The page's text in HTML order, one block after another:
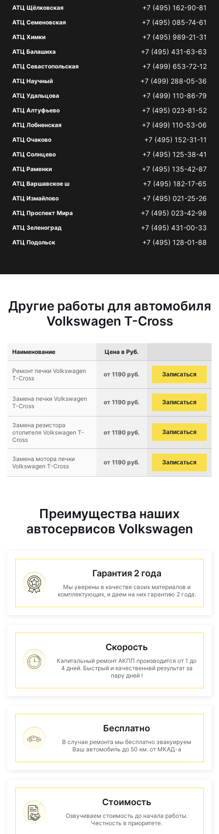
АТЦ Щёлковская +7 (495) 162-90-81
АТЦ Семеновская +7 (495) 085-74-61
АТЦ Химки +7 (495) 989-21-31
АТЦ Балашиха +7 (495) 431-63-63
АТЦ Севастопольская +7 (499) 653-72-12
АТЦ Научный +7 (499) 288-05-36
АТЦ Удальцова +7 (499) 110-86-79
АТЦ Алтуфьево +7 (495) 023-81-52
АТЦ Лобненская +7 (499) 110-53-06
АТЦ Очаково +7 (495) 152-31-11
АТЦ Солнцево +7 (495) 125-38-41
АТЦ Раменки +7 (495) 135-42-87
АТЦ Варшавское ш +7 (495) 182-17-65
АТЦ Измайлово +7 (495) 021-25-26
АТЦ Проспект Мира +7 (495) 023-42-98
АТЦ Зеленоград +7 (495) 431-00-33
АТЦ Подольск +7 (495) 128-01-88
Другие работы для автомобиля
Volkswagen T-Cross
Наименование Цена в Руб.
Ремонт печки Volkswagen
T-Cross
от 1190 руб. Записаться
Замена печки Volkswagen
T-Cross
от 1190 руб. Записаться
Замена резистора
отопителя Volkswagen T-
Cross
от 1190 руб. Записаться
Замена мотора печки
Volkswagen T-Cross
от 1190 руб. Записаться
Преимущества наших
автосервисов Volkswagen
Гарантия 2 года
Мы уверены в качестве своих материалов и
комплектующих, и даем на них гарантию 2 года.
Скорость
Капитальный ремонт АКПП производится от 1 до
4 дней. Быстрый и качественнвй результат за
пару дней !
Бесплатно
В случае ремонта мы бесплатно эвакуируем
Ваш автомобиль до 50 км. от МКАД-а
Стоимость
Озвучиваем стоимость до начала работы.
Честность в приоритете.